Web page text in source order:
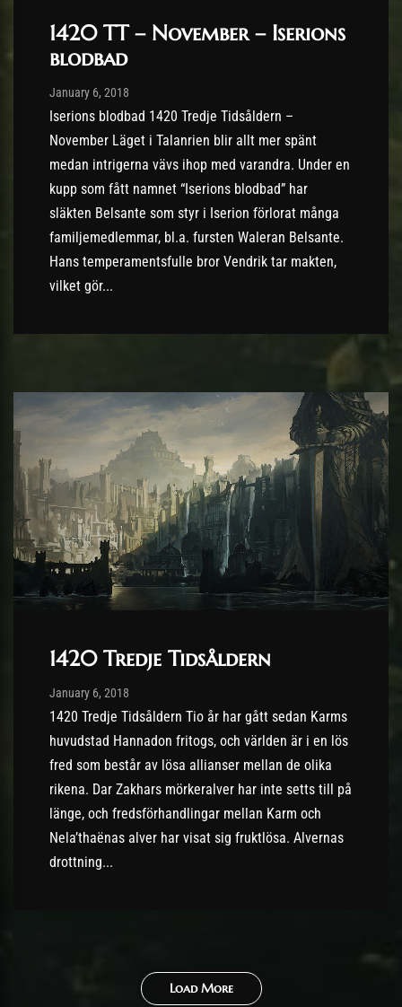
1420 TT – November – Iserions
blodbad
Post has published by
January 6, 2018
Iserions blodbad 1420 Tredje Tidsåldern –
November Läget i Talanrien blir allt mer spänt
medan intrigerna vävs ihop med varandra. Under en
kupp som fått namnet “Iserions blodbad” har
släkten Belsante som styr i Iserion förlorat många
familjemedlemmar, bl.a. fursten Waleran Belsante.
Hans temperamentsfulle bror Vendrik tar makten,
vilket gör...
1420 Tredje Tidsåldern
Post has published by
January 6, 2018
1420 Tredje Tidsåldern Tio år har gått sedan Karms
huvudstad Hannadon fritogs, och världen är i en lös
fred som består av lösa allianser mellan de olika
rikena. Dar Zakhars mörkeralver har inte setts till på
länge, och fredsförhandlingar mellan Karm och
Nela’thaënas alver har visat sig fruktlösa. Alvernas
drottning...
Load More